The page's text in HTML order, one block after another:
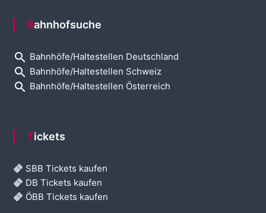
Bahnhofsuche
search Bahnhöfe/Haltestellen Deutschland
search Bahnhöfe/Haltestellen Schweiz
search Bahnhöfe/Haltestellen Österreich
Tickets
SBB Tickets kaufen
DB Tickets kaufen
ÖBB Tickets kaufen